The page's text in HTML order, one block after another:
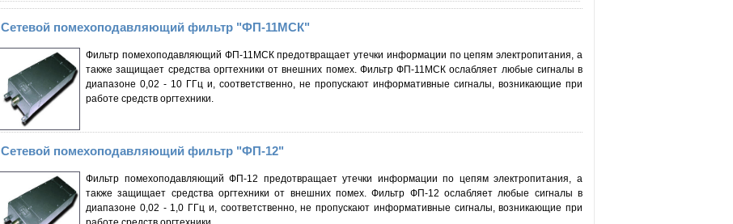
Сетевой помехоподавляющий фильтр "ФП-11МСК"
Фильтр помехоподавляющий ФП-11МСК предотвращает утечки информации по цепям электропитания, а
также защищает средства оргтехники от внешних помех. Фильтр ФП-11МСК ослабляет любые сигналы в
диапазоне 0,02 - 10 ГГц и, соответственно, не пропускают информативные сигналы, возникающие при
работе средств оргтехники.
Сетевой помехоподавляющий фильтр "ФП-12"
Фильтр помехоподавляющий ФП-12 предотвращает утечки информации по цепям электропитания, а
также защищает средства оргтехники от внешних помех. Фильтр ФП-12 ослабляет любые сигналы в
диапазоне 0,02 - 1,0 ГГц и, соответственно, не пропускают информативные сигналы, возникающие при